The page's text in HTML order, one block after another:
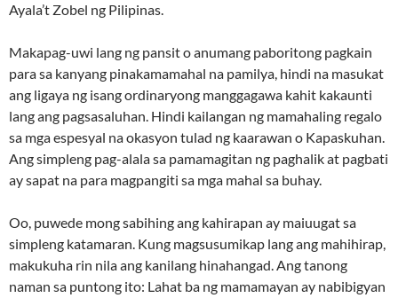
Ayala’t Zobel ng Pilipinas.
Makapag-uwi lang ng pansit o anumang paboritong pagkain
para sa kanyang pinakamamahal na pamilya, hindi na masukat
ang ligaya ng isang ordinaryong manggagawa kahit kakaunti
lang ang pagsasaluhan. Hindi kailangan ng mamahaling regalo
sa mga espesyal na okasyon tulad ng kaarawan o Kapaskuhan.
Ang simpleng pag-alala sa pamamagitan ng paghalik at pagbati
ay sapat na para magpangiti sa mga mahal sa buhay.
Oo, puwede mong sabihing ang kahirapan ay maiuugat sa
simpleng katamaran. Kung magsusumikap lang ang mahihirap,
makukuha rin nila ang kanilang hinahangad. Ang tanong
naman sa puntong ito: Lahat ba ng mamamayan ay nabibigyan